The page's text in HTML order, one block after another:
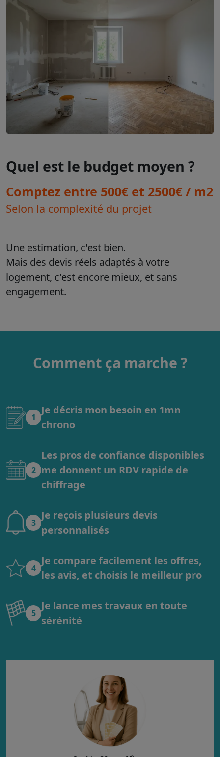
Quel est le budget moyen ?
Comptez entre 500€ et 2500€ / m2
Selon la complexité du projet
Une estimation, c'est bien.
Mais des devis réels adaptés à votre
logement, c'est encore mieux, et sans
engagement.
Comment ça marche ?
1
Je décris mon besoin en 1mn
chrono
2
Les pros de confiance disponibles
me donnent un RDV rapide de
chiffrage
3
Je reçois plusieurs devis
personnalisés
4
Je compare facilement les offres,
les avis, et choisis le meilleur pro
5
Je lance mes travaux en toute
sérénité